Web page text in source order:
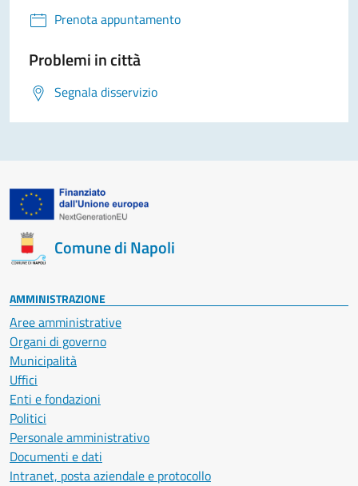
Prenota appuntamento
Problemi in città
Segnala disservizio
Comune di Napoli
AMMINISTRAZIONE
Aree amministrative
Organi di governo
Municipalità
Uffici
Enti e fondazioni
Politici
Personale amministrativo
Documenti e dati
Intranet, posta aziendale e protocollo